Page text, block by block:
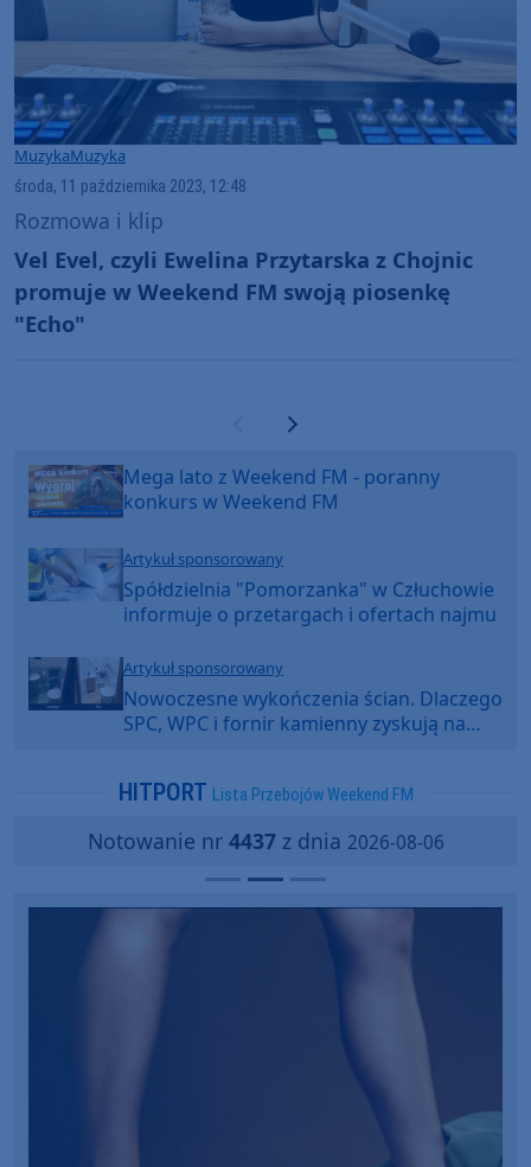
MuzykaMuzyka
środa, 11 października 2023, 12:48
Rozmowa i klip
Vel Evel, czyli Ewelina Przytarska z Chojnic
promuje w Weekend FM swoją piosenkę
"Echo"
Poprzednia strona
Następna strona
Mega lato z Weekend FM - poranny
konkurs w Weekend FM
Artykuł sponsorowany
Spółdzielnia "Pomorzanka" w Człuchowie
informuje o przetargach i ofertach najmu
Artykuł sponsorowany
Nowoczesne wykończenia ścian. Dlaczego
SPC, WPC i fornir kamienny zyskują na
HITPORT Lista Przebojów Weekend FM
Notowanie nr 4437z dnia 2026-08-06